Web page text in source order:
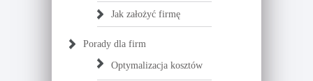
Jak założyć firmę
Porady dla firm
Optymalizacja kosztów